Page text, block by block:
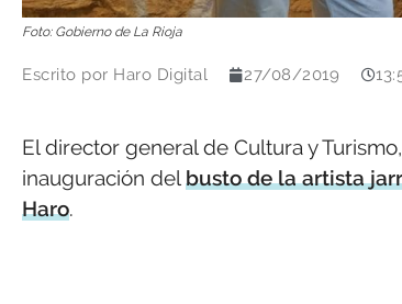
Foto: Gobierno de La Rioja
Escrito por Haro Digital 27/08/2019
El director general de Cultura y
inauguración delbusto de la artista
Haro.